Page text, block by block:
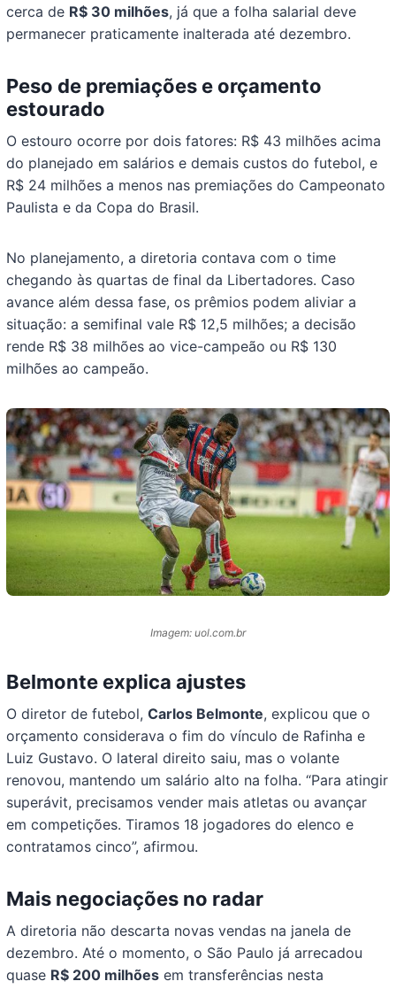
cerca de R$ 30 milhões, já que a folha salarial deve
permanecer praticamente inalterada até dezembro.
Peso de premiações e orçamento
estourado
O estouro ocorre por dois fatores: R$ 43 milhões acima
do planejado em salários e demais custos do futebol, e
R$ 24 milhões a menos nas premiações do Campeonato
Paulista e da Copa do Brasil.
No planejamento, a diretoria contava com o time
chegando às quartas de final da Libertadores. Caso
avance além dessa fase, os prêmios podem aliviar a
situação: a semifinal vale R$ 12,5 milhões; a decisão
rende R$ 38 milhões ao vice-campeão ou R$ 130
milhões ao campeão.
Imagem: uol.com.br
Belmonte explica ajustes
O diretor de futebol,Carlos Belmonte, explicou que o
orçamento considerava o fim do vínculo de Rafinha e
Luiz Gustavo. O lateral direito saiu, mas o volante
renovou, mantendo um salário alto na folha. “Para atingir
superávit, precisamos vender mais atletas ou avançar
em competições. Tiramos 18 jogadores do elenco e
contratamos cinco”, afirmou.
Mais negociações no radar
A diretoria não descarta novas vendas na janela de
dezembro. Até o momento, o São Paulo já arrecadou
quase R$ 200 milhões em transferências nesta